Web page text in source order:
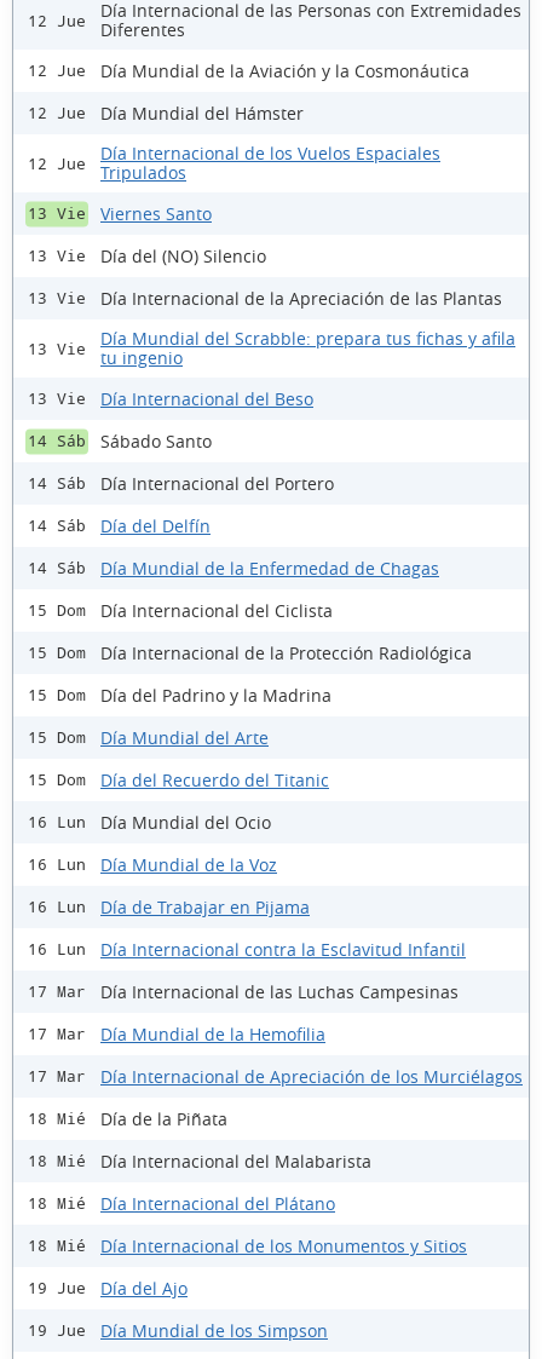
12 Jue
Día Internacional de las Personas con Extremidades
Diferentes
12 Jue Día Mundial de la Aviación y la Cosmonáutica
12 Jue Día Mundial del Hámster
12 Jue
Día Internacional de los Vuelos Espaciales
Tripulados
13 Vie Viernes Santo
13 Vie Día del (NO) Silencio
13 Vie Día Internacional de la Apreciación de las Plantas
13 Vie
Día Mundial del Scrabble: prepara tus fichas y afila
tu ingenio
13 Vie Día Internacional del Beso
14 Sáb Sábado Santo
14 Sáb Día Internacional del Portero
14 Sáb Día del Delfín
14 Sáb Día Mundial de la Enfermedad de Chagas
15 Dom Día Internacional del Ciclista
15 Dom Día Internacional de la Protección Radiológica
15 Dom Día del Padrino y la Madrina
15 Dom Día Mundial del Arte
15 Dom Día del Recuerdo del Titanic
16 Lun Día Mundial del Ocio
16 Lun Día Mundial de la Voz
16 Lun Día de Trabajar en Pijama
16 Lun Día Internacional contra la Esclavitud Infantil
17 Mar Día Internacional de las Luchas Campesinas
17 Mar Día Mundial de la Hemofilia
17 Mar Día Internacional de Apreciación de los Murciélagos
18 Mié Día de la Piñata
18 Mié Día Internacional del Malabarista
18 Mié Día Internacional del Plátano
18 Mié Día Internacional de los Monumentos y Sitios
19 Jue Día del Ajo
19 Jue Día Mundial de los Simpson